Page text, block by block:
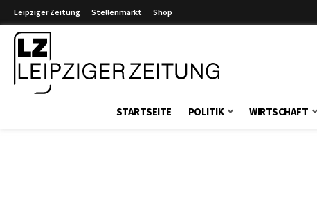
Leipziger Zeitung Stellenmarkt Shop
STARTSEITE POLITIK WIRTSCHAFT